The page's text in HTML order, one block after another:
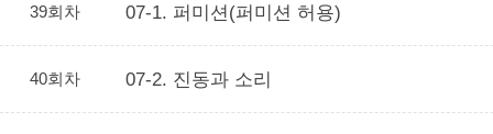
39회차 07-1. 퍼미션(퍼미션 허용)
40회차 07-2. 진동과 소리